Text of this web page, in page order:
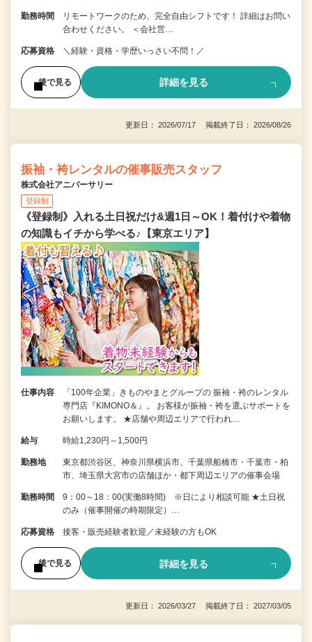
勤務時間
リモートワークのため、完全自由シフトです！ 詳細はお問い
合わせください。 ＜会社営…
応募資格 ＼経験・資格・学歴いっさい不問！／
後で見る 詳細を見る
更新日： 2026/07/17 掲載終了日： 2026/08/26
振袖・袴レンタルの催事販売スタッフ
株式会社アニバーサリー
登録制
《登録制》入れる土日祝だけ&週1日～OK！着付けや着物
の知識もイチから学べる♪【東京エリア】
仕事内容
「100年企業」きものやまとグループの 振袖・袴のレンタル
専門店『KIMONO＆』。 お客様が振袖・袴を選ぶサポートを
お願いします。 ★店舗や周辺エリアで行われ…
給与 時給1,230円～1,500円
勤務地
東京都渋谷区、神奈川県横浜市、千葉県船橋市・千葉市・柏
市、埼玉県大宮市の店舗ほか・都下周辺エリアの催事会場
勤務時間
9：00～18：00(実働8時間) ※日により相談可能 ★土日祝
のみ（催事開催の時期限定）…
応募資格 接客・販売経験者歓迎／未経験の方もOK
後で見る 詳細を見る
更新日： 2026/03/27 掲載終了日： 2027/03/05